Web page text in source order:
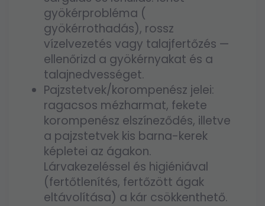
gyökérprobléma (
gyökérrothadás), rossz
vízelvezetés vagy talajfertőzés —
ellenőrizd a gyökérnyakat és a
talajnedvességet.
Pajzstetvek/korompenész jelei:
ragacsos mézharmat, fekete
korompenész elszíneződés, illetve
a pajzstetvek kis barna-kerek
képletei az ágakon.
Lárvakezeléssel és higiéniával
(fertőtlenítés, fertőzött ágak
eltávolítása) a kár csökkenthető.